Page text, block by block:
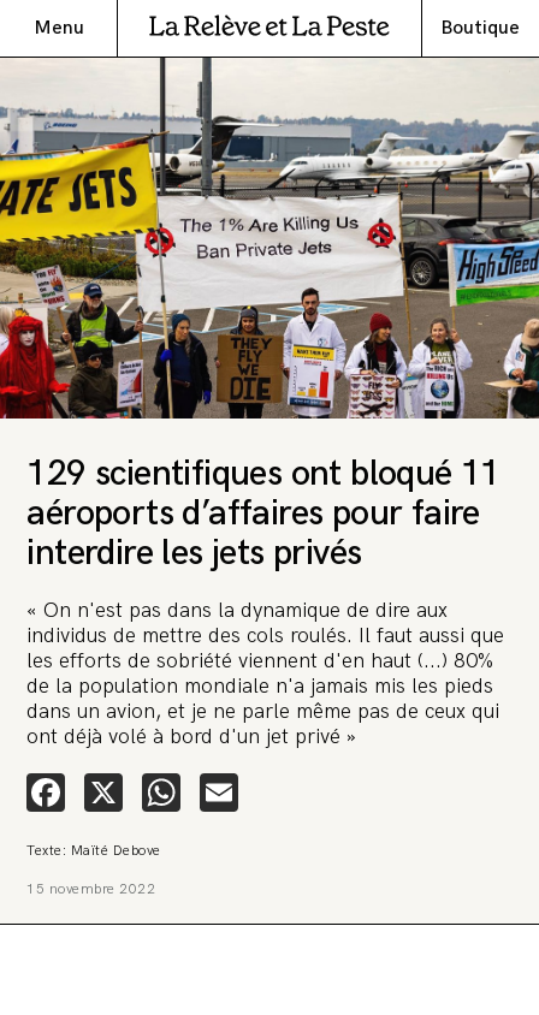
Menu Boutique
129 scientifiques ont bloqué 11
aéroports d’affaires pour faire
interdire les jets privés
« On n'est pas dans la dynamique de dire aux
individus de mettre des cols roulés. Il faut aussi que
les efforts de sobriété viennent d'en haut (...) 80%
de la population mondiale n'a jamais mis les pieds
dans un avion, et je ne parle même pas de ceux qui
ont déjà volé à bord d'un jet privé »
Facebook
X WhatsApp
Texte: Maïté Debove
15 novembre 2022
🚨 L’heure est grave. Une
d’anéantir La Relève et La Peste 🤯
🔥 Le groupe Pierre Fabre, qui pèse 3,2 milliards d’euros, nous attaque
inquiet pour sa santé. Et aujourd’hui elle veut nous faire taire. Cette
lançons aujourd’hui une grande campagne de soutien avec un premier